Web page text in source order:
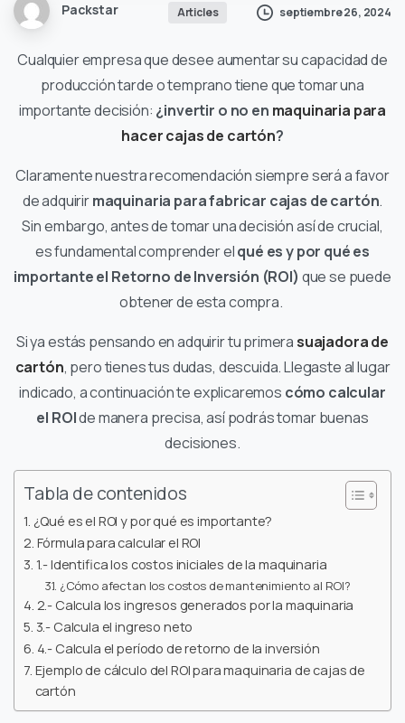
Packstar Articles septiembre 26, 2024
Cualquier empresa que desee aumentar su capacidad de
producción tarde o temprano tiene que tomar una
importante decisión: ¿invertir o no en maquinaria para
hacer cajas de cartón?
Claramente nuestra recomendación siempre será a favor
de adquirirmaquinaria para fabricar cajas de cartón.
Sin embargo, antes de tomar una decisión así de crucial,
es fundamental comprender elqué es y por qué es
importante el Retorno de Inversión (ROI) que se puede
obtener de esta compra.
Si ya estás pensando en adquirir tu primerasuajadora de
cartón, pero tienes tus dudas, descuida. Llegaste al lugar
indicado, a continuación te explicaremos cómo calcular
el ROIde manera precisa, así podrás tomar buenas
decisiones.
Tabla de contenidos
¿Qué es el ROI y por qué es importante?
Fórmula para calcular el ROI
1.- Identifica los costos iniciales de la maquinaria
¿Cómo afectan los costos de mantenimiento al ROI?
2.- Calcula los ingresos generados por la maquinaria
3.- Calcula el ingreso neto
4.- Calcula el período de retorno de la inversión
Ejemplo de cálculo del ROI para maquinaria de cajas de
cartón